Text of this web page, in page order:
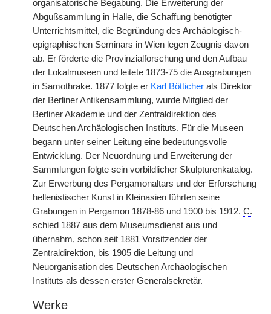
organisatorische Begabung. Die Erweiterung der
Abgußsammlung in Halle, die Schaffung benötigter
Unterrichtsmittel, die Begründung des Archäologisch-
epigraphischen Seminars in Wien legen Zeugnis davon
ab. Er förderte die Provinzialforschung und den Aufbau
der Lokalmuseen und leitete 1873-75 die Ausgrabungen
in Samothrake. 1877 folgte er Karl Bötticher als Direktor
der Berliner Antikensammlung, wurde Mitglied der
Berliner Akademie und der Zentraldirektion des
Deutschen Archäologischen Instituts. Für die Museen
begann unter seiner Leitung eine bedeutungsvolle
Entwicklung. Der Neuordnung und Erweiterung der
Sammlungen folgte sein vorbildlicher Skulpturenkatalog.
Zur Erwerbung des Pergamonaltars und der Erforschung
hellenistischer Kunst in Kleinasien führten seine
Grabungen in Pergamon 1878-86 und 1900 bis 1912. C.
schied 1887 aus dem Museumsdienst aus und
übernahm, schon seit 1881 Vorsitzender der
Zentraldirektion, bis 1905 die Leitung und
Neuorganisation des Deutschen Archäologischen
Instituts als dessen erster Generalsekretär.
Werke